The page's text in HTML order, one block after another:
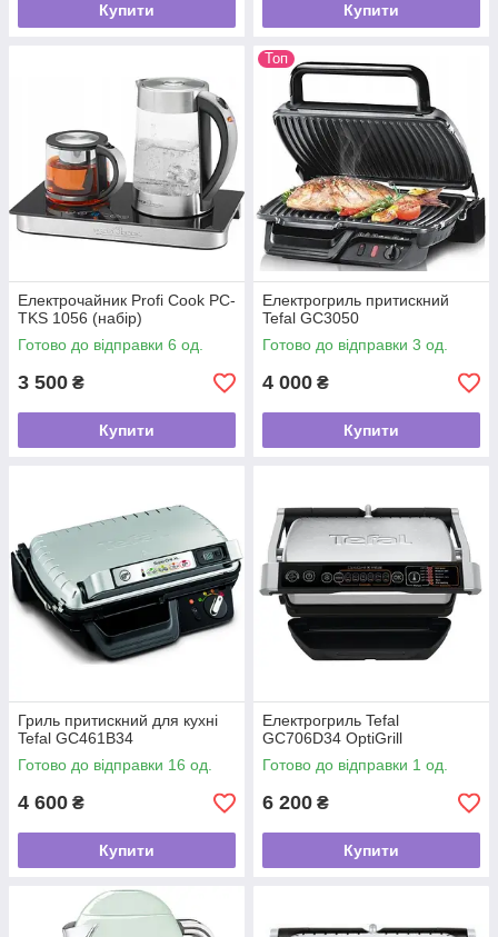
Купити Купити
Електрочайник Profi Cook PC-
TKS 1056 (набір)
Готово до відправки 6 од.
3 500 ₴
Купити
Топ
Електрогриль притискний
Tefal GC3050
Готово до відправки 3 од.
4 000 ₴
Купити
Гриль притискний для кухні
Tefal GC461B34
Готово до відправки 16 од.
4 600 ₴
Купити
Електрогриль Tefal
GC706D34 OptiGrill
Готово до відправки 1 од.
6 200 ₴
Купити